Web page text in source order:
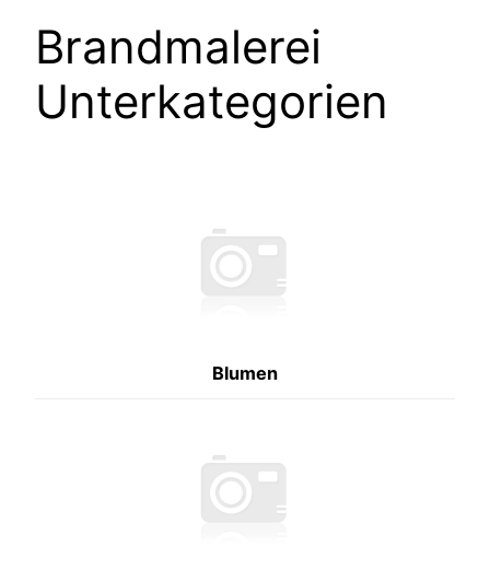
Brandmalerei
Unterkategorien
Blumen